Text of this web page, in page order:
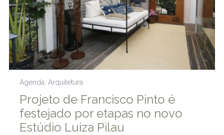
Agenda Arquitetura
Projeto de Francisco Pinto é
festejado por etapas no novo
Estúdio Luiza Pilau